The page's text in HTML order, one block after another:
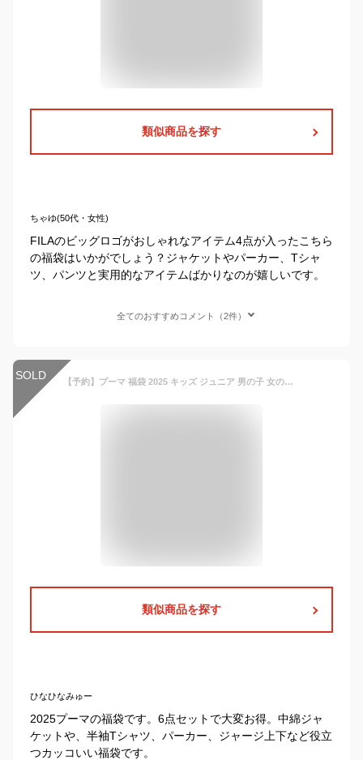
類似商品を探す
ちゃゆ(50代・女性)
FILAのビッグロゴがおしゃれなアイテム4点が入ったこちら
の福袋はいかがでしょう？ジャケットやパーカー、Tシャ
ツ、パンツと実用的なアイテムばかりなのが嬉しいです。
全てのおすすめコメント（2件）
SOLD 【予約】プーマ 福袋 2025 キッズ ジュニア 男の子 女の子 子供服 130cm 140cm 150cm 160cm 6点セット アウター入り福袋 puma 中綿ジャケット ジャージ上下 パーカー 半袖tシャツ バッグ 新春 秋冬 2025年 送料無料
類似商品を探す
ひなひなみゅー
2025プーマの福袋です。6点セットで大変お得。中綿ジャ
ケットや、半袖Tシャツ、パーカー、ジャージ上下など役立
つカッコいい福袋です。